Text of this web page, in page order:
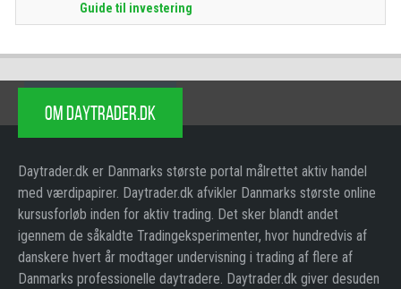
Guide til investering
OM DAYTRADER.DK
Daytrader.dk er Danmarks største portal målrettet aktiv handel
med værdipapirer. Daytrader.dk afvikler Danmarks største online
kursusforløb inden for aktiv trading. Det sker blandt andet
igennem de såkaldte Tradingeksperimenter, hvor hundredvis af
danskere hvert år modtager undervisning i trading af flere af
Danmarks professionelle daytradere. Daytrader.dk giver desuden